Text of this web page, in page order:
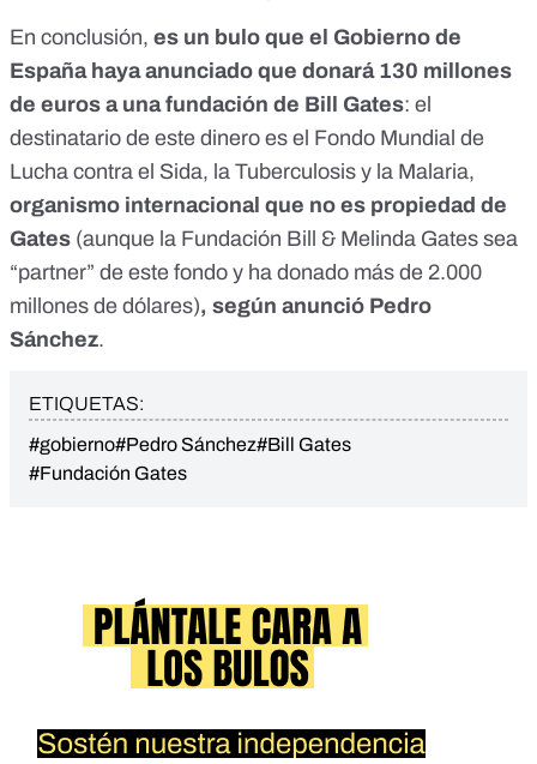
En conclusión, es un bulo que el Gobierno de
España haya anunciado que donará 130 millones
de euros a una fundación de Bill Gates: el
destinatario de este dinero es el Fondo Mundial de
Lucha contra el Sida, la Tuberculosis y la Malaria,
organismo internacional que no es propiedad de
Gates (aunque la Fundación Bill & Melinda Gates sea
“partner” de este fondo y ha donado más de 2.000
millones de dólares), según anunció Pedro
Sánchez.
ETIQUETAS:
#gobierno#Pedro Sánchez#Bill Gates
#Fundación Gates